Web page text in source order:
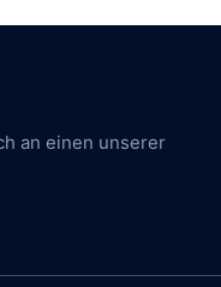
an einen unserer